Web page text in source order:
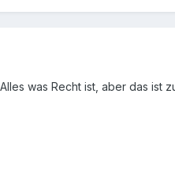
was Recht ist, aber das ist